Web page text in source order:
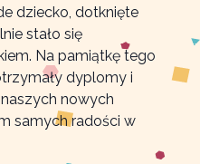
dziecko, dotknięte
stało się
Na pamiątkę tego
dyplomy i
nowych
samych radości w